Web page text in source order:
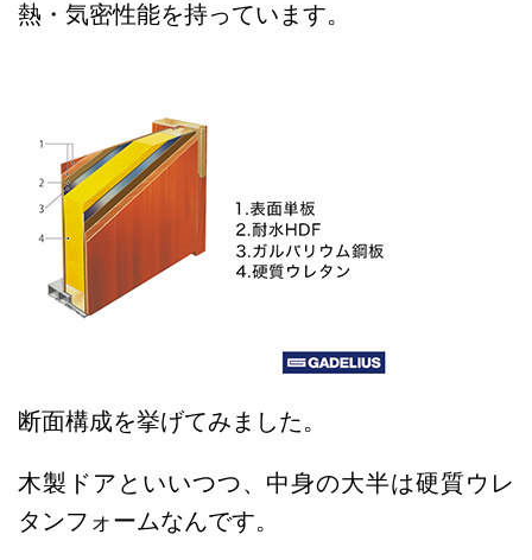
熱・気密性能を持っています。
断面構成を挙げてみました。
木製ドアといいつつ、中身の大半は硬質ウレ
タンフォームなんです。